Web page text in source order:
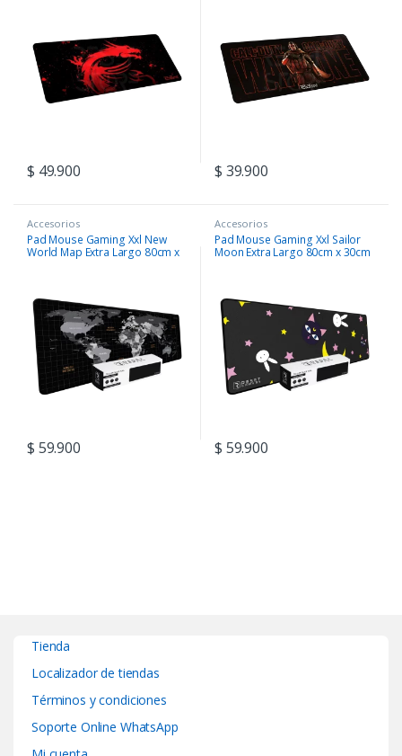
$ 49.900 $ 39.900
Accesorios
Pad Mouse Gaming Xxl New
World Map Extra Largo 80cm x
$ 59.900
Accesorios
Pad Mouse Gaming Xxl Sailor
Moon Extra Largo 80cm x 30cm
$ 59.900
Tienda
Localizador de tiendas
Términos y condiciones
Soporte Online WhatsApp